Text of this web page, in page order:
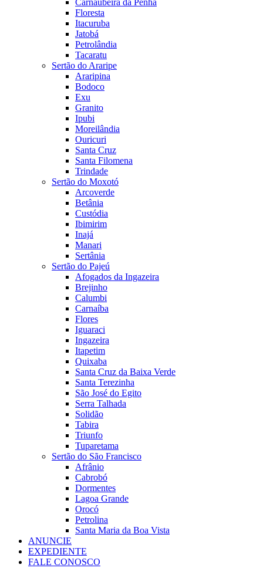
Carnaubeira da Penha
Floresta
Itacuruba
Jatobá
Petrolândia
Tacaratu
Sertão do Araripe
Araripina
Bodoco
Exu
Granito
Ipubi
Moreilândia
Ouricuri
Santa Cruz
Santa Filomena
Trindade
Sertão do Moxotó
Arcoverde
Betânia
Custódia
Ibimirim
Inajá
Manari
Sertânia
Sertão do Pajeú
Afogados da Ingazeira
Brejinho
Calumbi
Carnaíba
Flores
Iguaraci
Ingazeira
Itapetim
Quixaba
Santa Cruz da Baixa Verde
Santa Terezinha
São José do Egito
Serra Talhada
Solidão
Tabira
Triunfo
Tuparetama
Sertão do São Francisco
Afrânio
Cabrobó
Dormentes
Lagoa Grande
Orocó
Petrolina
Santa Maria da Boa Vista
ANUNCIE
EXPEDIENTE
FALE CONOSCO